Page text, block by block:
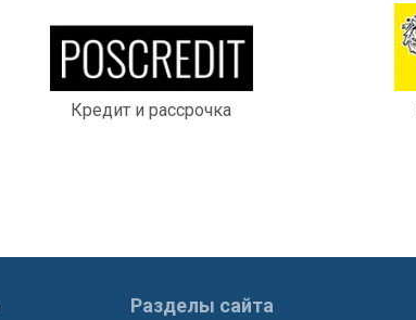
Кредит и рассрочка
Разделы сайта